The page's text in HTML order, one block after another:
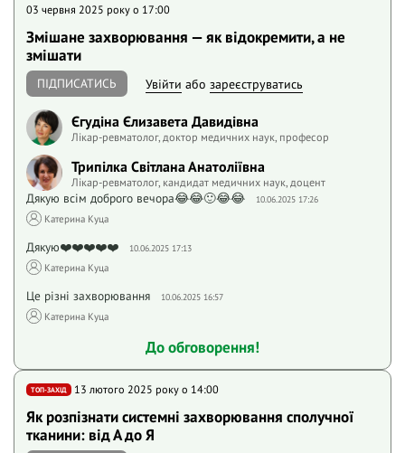
03 червня 2025 року o 17:00
Змішане захворювання — як відокремити, а не
змішати
ПІДПИСАТИСЬ Увійти або зареєструватись
Єгудіна Єлизавета Давидівна
Лікар-ревматолог, доктор медичних наук, професор
Трипілка Світлана Анатоліївна
Лікар-ревматолог, кандидат медичних наук, доцент
Дякую всім доброго вечора😂😂🙂😂😂 10.06.2025 17:26
Катерина Куца
Дякую❤️❤️❤️❤️❤️ 10.06.2025 17:13
Катерина Куца
Це різні захворювання 10.06.2025 16:57
Катерина Куца
До обговорення!
ТОП-ЗАХІД 13 лютого 2025 року o 14:00
Як розпізнати системні захворювання сполучної
тканини: від А до Я